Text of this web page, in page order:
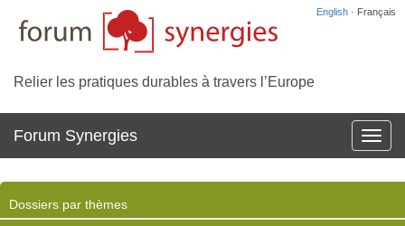
English · Français
Relier les pratiques durables à travers l’Europe
la
Forum Synergies
Dossiers par thèmes